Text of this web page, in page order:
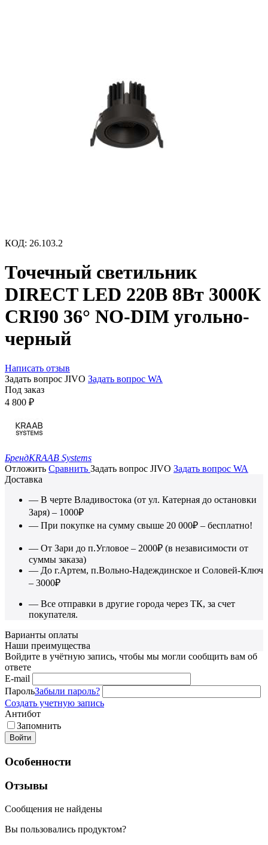
КОД: 26.103.2
Точечный светильник
DIRECT LED 220В 8Вт 3000К
CRI90 36° NO-DIM угольно-
черный
Написать отзыв
Задать вопрос JIVO Задать вопрос WA
Под заказ
4 800 ₽
БрендKRAAB Systems
Отложить Сравнить Задать вопрос JIVO Задать вопрос WA
Доставка
— В черте Владивостока (от ул. Катерная до остановки
Заря) – 1000₽
— При покупке на сумму свыше 20 000₽ – бесплатно!
— От Зари до п.Угловое – 2000₽ (в независимости от
суммы заказа)
— До г.Артем, п.Вольно-Надеждинское и Соловей-Ключ
– 3000₽
— Все отправки в другие города через ТК, за счет
покупателя.
Варианты оплаты
Наши преимущества
Войдите в учётную запись, чтобы мы могли сообщить вам об
ответе
E-mail
ПарольЗабыли пароль?
Создать учетную запись
Антибот
Запомнить
Войти
Особенности
Отзывы
Сообщения не найдены
Вы пользовались продуктом?